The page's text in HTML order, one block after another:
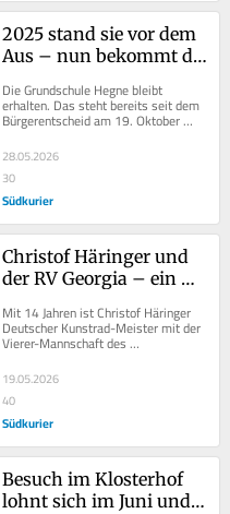
2025 stand sie vor dem
Aus – nun bekommt die
eine neue feste Leitung
Die Grundschule Hegne bleibt
erhalten. Das steht bereits seit dem
Bürgerentscheid am 19. Oktober
2025 fest, als sich eine Mehrheit der
Wähler aus...
28.05.2026
30
Südkurier
Christof Häringer und
der RV Georgia – ein
Räder
Mit 14 Jahren ist Christof Häringer
Deutscher Kunstrad-Meister mit der
Vierer-Mannschaft des
in der Schülerklasse...
19.05.2026
40
Südkurier
Besuch im Klosterhof
lohnt sich im Juni und